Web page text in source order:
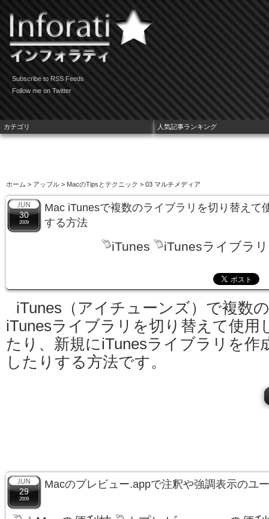
Subscribe to RSS Feeds
Follow me on Twitter
ホーム > アップル > MacのTipsとテクニック > 03 マルチメディア
30
2009
Mac iTunesで複数のライブラリを切り替えて
する方法
iTunes iTunesライブラリ
iTunes（アイチューンズ）で複数の
iTunesライブラリを切り替えて使用
たり、新規にiTunesライブラリを作
したりする方法です。
29
2009
Macのプレビュー.appで注釈や強調表示のユ
カテゴリ 人気記事ランキング